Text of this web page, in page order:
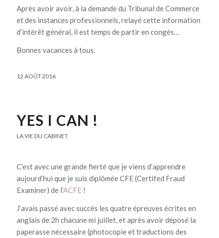
Après avoir avoir, à la demande du Tribunal de Commerce
et des instances professionnels, relayé cette information
d’intérêt général, il est temps de partir en congés…
Bonnes vacances à tous.
12 AOÛT 2016
YES I CAN !
LA VIE DU CABINET
C’est avec une grande fierté que je viens d’apprendre
aujourd’hui que je suis diplômée CFE (Certifed Fraud
Examiner) de l’ACFE!
J’avais passé avec succès les quatre épreuves écrites en
anglais de 2h chacune mi juillet, et après avoir déposé la
paperasse nécessaire (photocopie et traductions des